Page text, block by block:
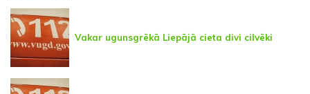
Vakar ugunsgrēkā Liepājā cieta divi cilvēki